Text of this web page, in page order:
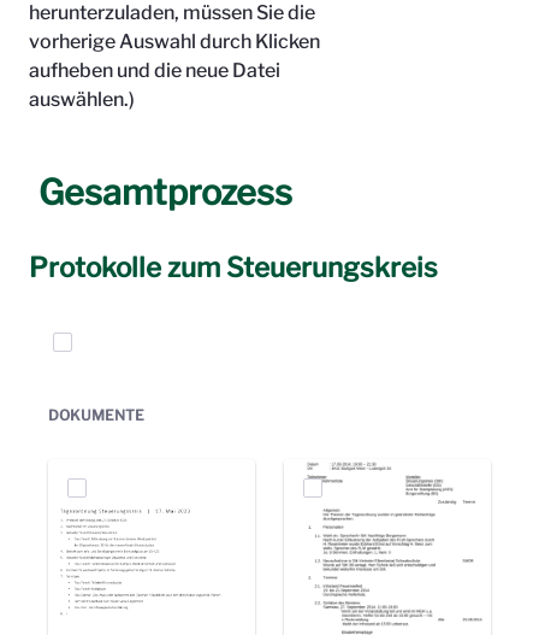
herunterzuladen, müssen Sie die
vorherige Auswahl durch Klicken
aufheben und die neue Datei
auswählen.)
Gesamtprozess
Protokolle zum Steuerungskreis
Elemente auswählen
DOKUMENTE